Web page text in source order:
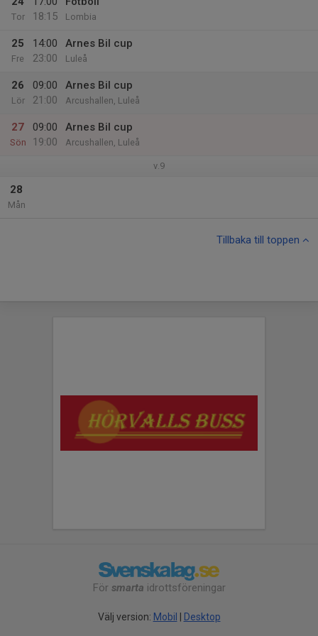
Tor
18:15
Lombia
25
Fre
14:00
23:00
Arnes Bil cup
Luleå
26
Lör
09:00
21:00
Arnes Bil cup
Arcushallen, Luleå
27
Sön
09:00
19:00
Arnes Bil cup
Arcushallen, Luleå
v.9
28
Mån
Tillbaka till toppen
För smarta idrottsföreningar
Välj version: Mobil Desktop